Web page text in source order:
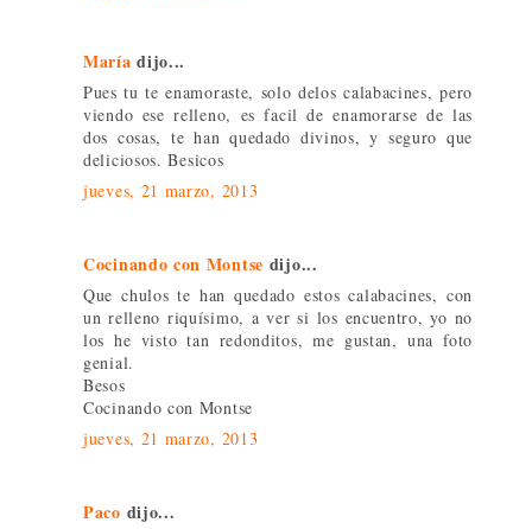
María dijo...
Pues tu te enamoraste, solo delos calabacines, pero
viendo ese relleno, es facil de enamorarse de las
dos cosas, te han quedado divinos, y seguro que
deliciosos. Besicos
jueves, 21 marzo, 2013
Cocinando con Montse dijo...
Que chulos te han quedado estos calabacines, con
un relleno riquísimo, a ver si los encuentro, yo no
los he visto tan redonditos, me gustan, una foto
genial.
Besos
Cocinando con Montse
jueves, 21 marzo, 2013
Paco dijo...